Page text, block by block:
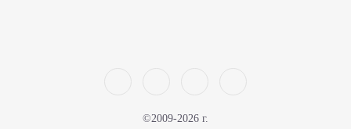
©2009-2026 г.